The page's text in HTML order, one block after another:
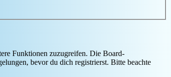
Funktionen zuzugreifen. Die Board-
bevor du dich registrierst. Bitte beachte